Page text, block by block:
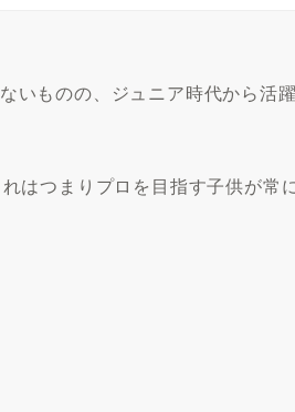
いものの、ジュニア時代から活
はつまりプロを目指す子供が常